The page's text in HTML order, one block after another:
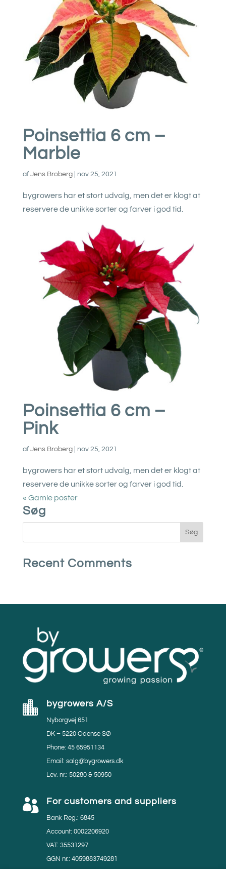
Poinsettia 6 cm –
Marble
af Jens Broberg| nov 25, 2021
bygrowers har et stort udvalg, men det er klogt at
reservere de unikke sorter og farver i god tid.
Poinsettia 6 cm –
Pink
af Jens Broberg| nov 25, 2021
bygrowers har et stort udvalg, men det er klogt at
reservere de unikke sorter og farver i god tid.
« Gamle poster
Søg
Recent Comments
 bygrowers A/S
Nyborgvej 651
DK – 5220 Odense SØ
Phone: 45 65951134
Email: salg@bygrowers.dk
Lev. nr.: 50280 & 50950
 For customers and suppliers
Bank Reg.: 6845
Account: 0002206920
VAT: 35531297
GGN nr.: 4059883749281